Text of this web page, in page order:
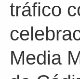
tráfico
Media